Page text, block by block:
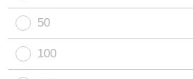
50
100